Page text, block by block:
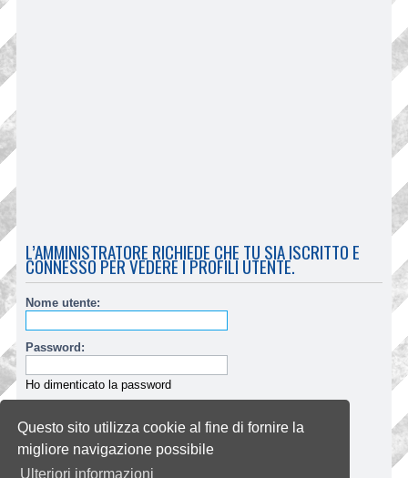
Questo sito utilizza cookie al fine di fornire la
migliore navigazione possibile
Ulteriori informazioni
L’AMMINISTRATORE RICHIEDE CHE TU SIA ISCRITTO E
CONNESSO PER VEDERE I PROFILI UTENTE.
Nome utente:
Password:
Ho dimenticato la password
Ricordami
Nascondi il mio stato per questa sessione